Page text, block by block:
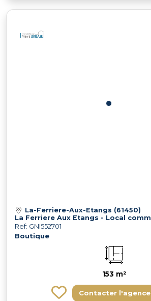
La-Ferriere-Aux-Etangs (61450)
Ref: GNI552701
Boutique
153 m²
Contacter l'agence